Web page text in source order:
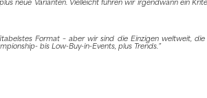
neue Varianten. Vielleicht führen wir irgendwann ein
Format – aber wir sind die Einzigen weltweit,
bis Low-Buy-in-Events, plus Trends.”